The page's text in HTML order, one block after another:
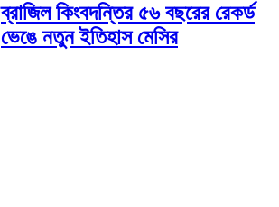
ব্রাজিল কিংবদন্তির ৫৬ বছরের রেকর্ড
ভেঙে নতুন ইতিহাস মেসির